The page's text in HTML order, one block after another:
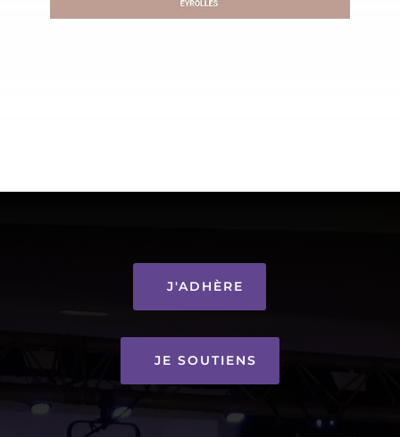
J'ADHÈRE
JE SOUTIENS